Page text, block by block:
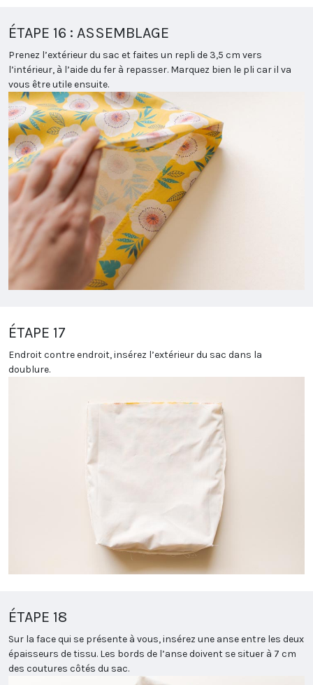
ÉTAPE 16 : ASSEMBLAGE
Prenez l’extérieur du sac et faites un repli de 3,5 cm vers
l’intérieur, à l’aide du fer à repasser. Marquez bien le pli car il va
vous être utile ensuite.
ÉTAPE 17
Endroit contre endroit, insérez l’extérieur du sac dans la
doublure.
ÉTAPE 18
Sur la face qui se présente à vous, insérez une anse entre les deux
épaisseurs de tissu. Les bords de l’anse doivent se situer à 7 cm
des coutures côtés du sac.